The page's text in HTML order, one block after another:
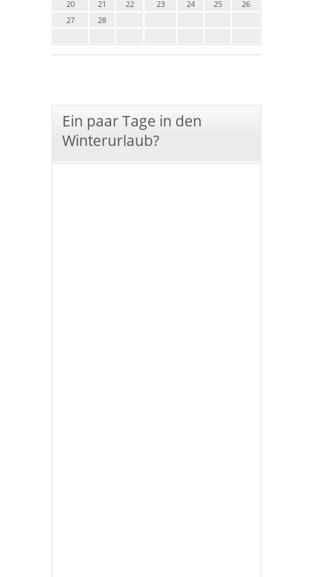
20
21 22 23 24 25
26
27
28
Ein paar Tage in den
Winterurlaub?